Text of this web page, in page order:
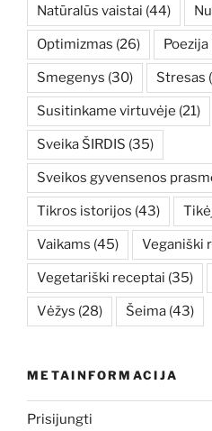
Natūralūs vaistai (44)
Optimizmas (26) Poezija
Smegenys (30) Stresas
Susitinkame virtuvėje (21)
Sveika ŠIRDIS (35)
Sveikos gyvensenos
Tikros istorijos (43)
Vaikams (45) Veganiški
Vegetariški receptai (35)
Vėžys (28) Šeima (43)
METAINFORMACIJA
Prisijungti